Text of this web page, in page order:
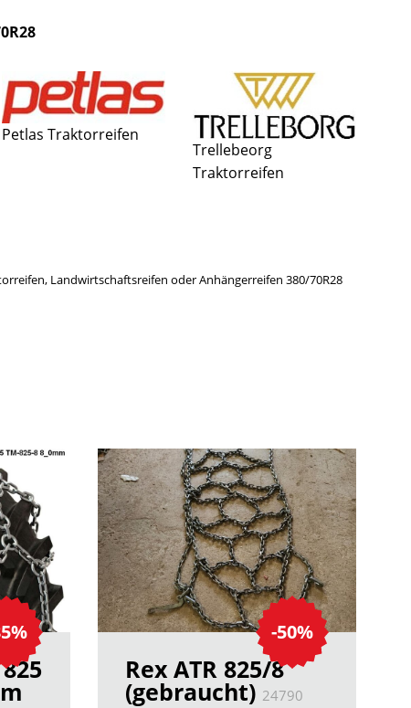
Petlas Traktorreifen
Trellebeorg
Traktorreifen
Landwirtschaftsreifen oder Anhängerreifen 380/70R28
-50%
Rex ATR 825/8
(gebraucht) 24790